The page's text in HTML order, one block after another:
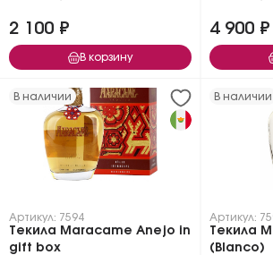
2 100 ₽
В корзину
4 900 ₽
В наличии
Артикул: 7594
Текила Maracame Anejo in
gift box
В наличии
Артикул:
Текила
(Blanco)